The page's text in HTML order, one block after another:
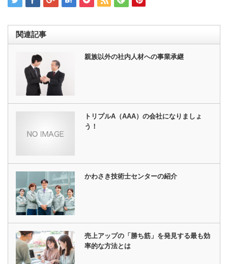
き
関連記事
親族以外の社内人材への事業承継
トリプルA（AAA）の会社になりましょ
う！
かわさき技術士センターの紹介
売上アップの「勝ち筋」を発見する最も効
率的な方法とは